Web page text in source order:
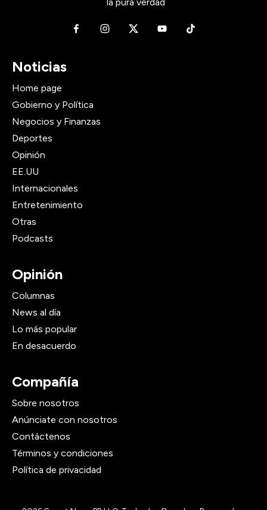
Noticias
Home page
Gobierno y Política
Negocios y Finanzas
Deportes
Opinión
EE.UU
Internacionales
Entretenimiento
Otras
Podcasts
Opinión
Columnas
News al día
Lo más popular
En desacuerdo
Compañía
Sobre nosotros
Anúnciate con nosotros
Contáctenos
Términos y condiciones
Política de privacidad